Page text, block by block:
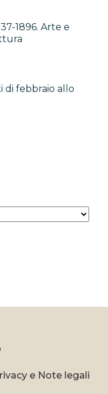
1896. Arte e
di febbraio allo
e Note legali